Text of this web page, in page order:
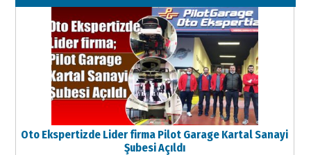
Oto Ekspertizde Lider firma Pilot Garage Kartal Sanayi
Şubesi Açıldı